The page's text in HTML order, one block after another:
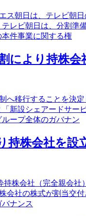
ス朝日は、テレビ朝
レビ朝日は、分割
件事業に関する権
により持株会
へ移行することを決
新設シェアードサ
ープ全体のガバナン
持株会社を設
持株会社（完全親会
会社の株式が割当交
ナンス